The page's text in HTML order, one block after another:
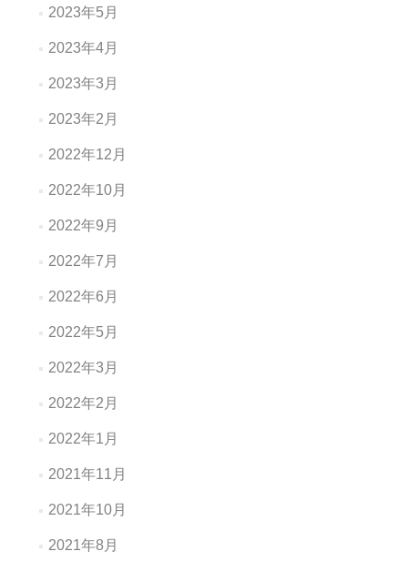
2023年5月
2023年4月
2023年3月
2023年2月
2022年12月
2022年10月
2022年9月
2022年7月
2022年6月
2022年5月
2022年3月
2022年2月
2022年1月
2021年11月
2021年10月
2021年8月